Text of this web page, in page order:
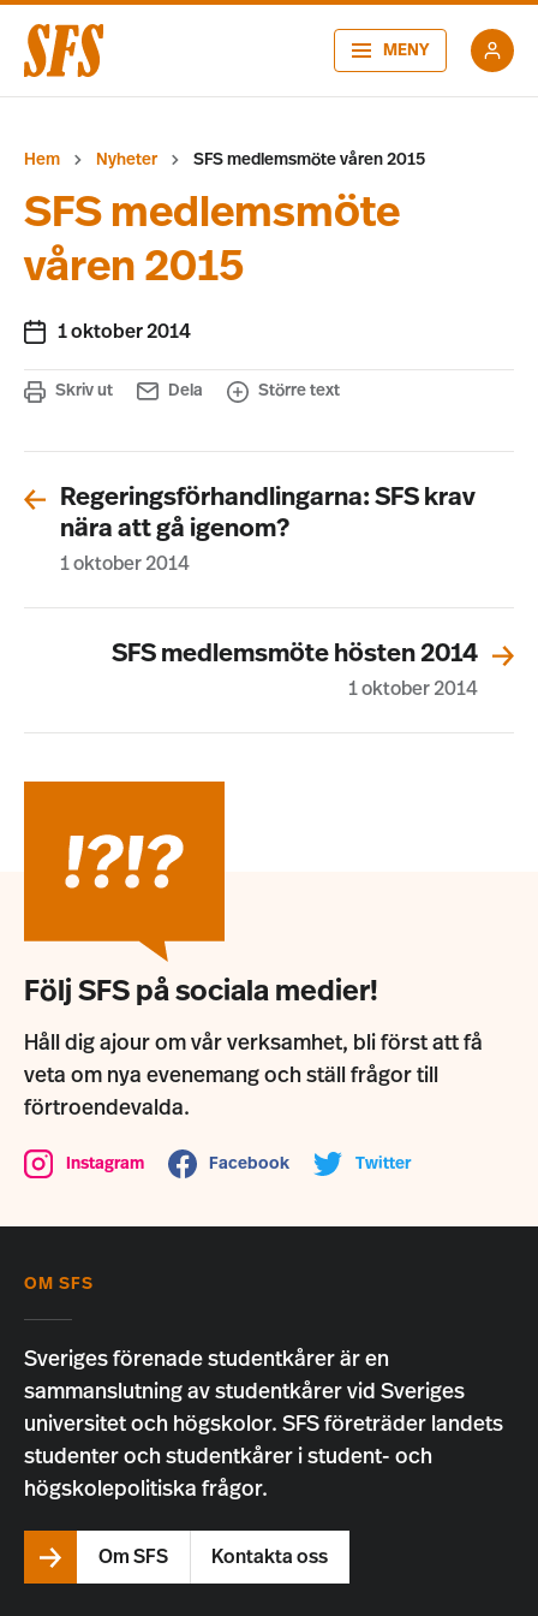
MENY
Hem Nyheter SFS medlemsmöte våren 2015
SFS medlemsmöte
våren 2015
1 oktober 2014
Skriv ut Dela Större text
Regeringsförhandlingarna: SFS krav
nära att gå igenom?
1 oktober 2014
SFS medlemsmöte hösten 2014
1 oktober 2014
Följ SFS på sociala medier!
Håll dig ajour om vår verksamhet, bli först att få
veta om nya evenemang och ställ frågor till
förtroendevalda.
Instagram Facebook Twitter
OM SFS
Sveriges förenade studentkårer är en
sammanslutning av studentkårer vid Sveriges
universitet och högskolor. SFS företräder landets
studenter och studentkårer i student- och
högskolepolitiska frågor.
Om SFS Kontakta oss